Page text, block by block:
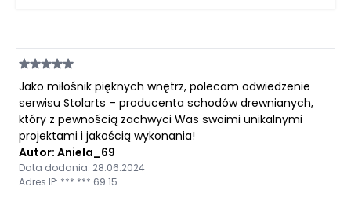
Jako miłośnik pięknych wnętrz, polecam odwiedzenie
serwisu Stolarts – producenta schodów drewnianych,
który z pewnością zachwyci Was swoimi unikalnymi
projektami i jakością wykonania!
Autor: Aniela_69
Data dodania: 28.06.2024
Adres IP: ***.***.69.15